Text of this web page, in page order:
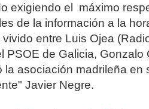
exigiendo el máximo
de la información a la
entre Luis Ojea
PSOE de Galicia, Gonzalo
la asociación madrileña en
Javier Negre.